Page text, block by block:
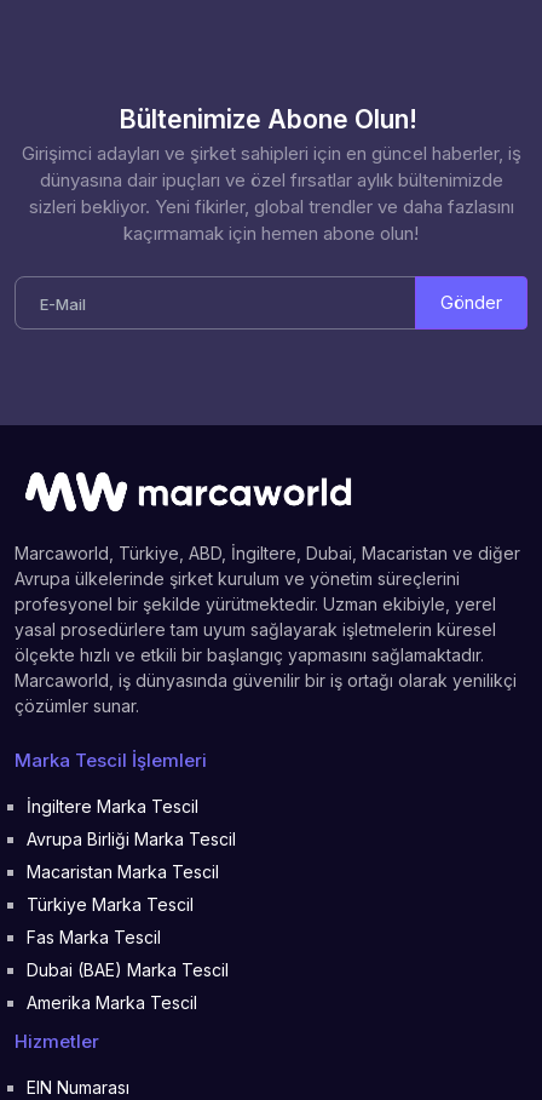
Bültenimize Abone Olun!
Girişimci adayları ve şirket sahipleri için en güncel haberler, iş
dünyasına dair ipuçları ve özel fırsatlar aylık bültenimizde
sizleri bekliyor. Yeni fikirler, global trendler ve daha fazlasını
kaçırmamak için hemen abone olun!
Gönder
Marcaworld, Türkiye, ABD, İngiltere, Dubai, Macaristan ve diğer
Avrupa ülkelerinde şirket kurulum ve yönetim süreçlerini
profesyonel bir şekilde yürütmektedir. Uzman ekibiyle, yerel
yasal prosedürlere tam uyum sağlayarak işletmelerin küresel
ölçekte hızlı ve etkili bir başlangıç yapmasını sağlamaktadır.
Marcaworld, iş dünyasında güvenilir bir iş ortağı olarak yenilikçi
çözümler sunar.
Marka Tescil İşlemleri
İngiltere Marka Tescil
Avrupa Birliği Marka Tescil
Macaristan Marka Tescil
Türkiye Marka Tescil
Fas Marka Tescil
Dubai (BAE) Marka Tescil
Amerika Marka Tescil
Hizmetler
EIN Numarası